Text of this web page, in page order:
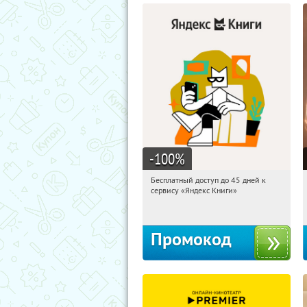
-100%
15:58:42
Получи первым!
Бесплатный доступ до 45 дней к
сервису «Яндекс Книги»
Промокод